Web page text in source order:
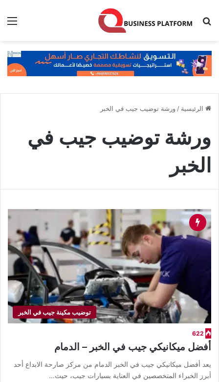
بحث عن
الرئيسية / ورشة توضيب جيب في الخبر
ورشة توضيب جيب في
الخبر
توضيب مكينة جيب في الخبر
622
أفضل ميكانيكي جيب في الخبر – الدمام
يعد أفضل ميكانيكي جيب في الخبر الدمام من مركز صارحة الابداع أحد
أبرز الخبراء المتخصصين في العناية بسيارات جيب، حيث…